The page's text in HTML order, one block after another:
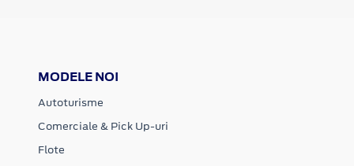
MODELE NOI
Autoturisme
Comerciale & Pick Up-uri
Flote